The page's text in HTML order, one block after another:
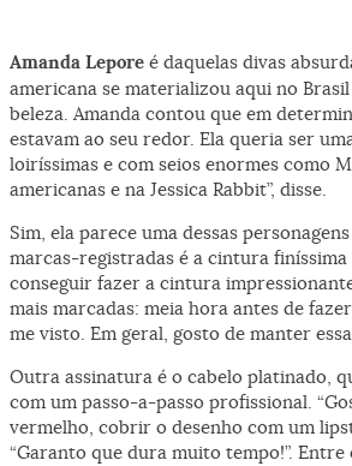
Amanda Lepore é daquelas divas
americana se materializou aqui no
beleza. Amanda contou que em
estavam ao seu redor. Ela queria ser
loiríssimas e com seios enormes como
americanas e na Jessica Rabbit”, disse.
Sim, ela parece uma dessas
marcas-registradas é a cintura finíssima
conseguir fazer a cintura
mais marcadas: meia hora antes de
me visto. Em geral, gosto de manter
Outra assinatura é o cabelo platinado,
com um passo-a-passo profissional.
vermelho, cobrir o desenho com um
“Garanto que dura muito tempo!”.